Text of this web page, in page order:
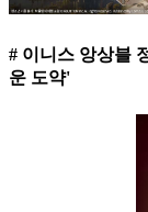
# 이니스 앙상블
운 도약'